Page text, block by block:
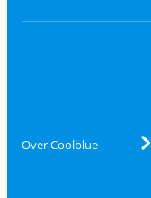
Over Coolblue